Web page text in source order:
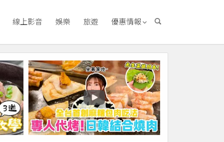
線上影音 娛樂 旅遊 優惠情報